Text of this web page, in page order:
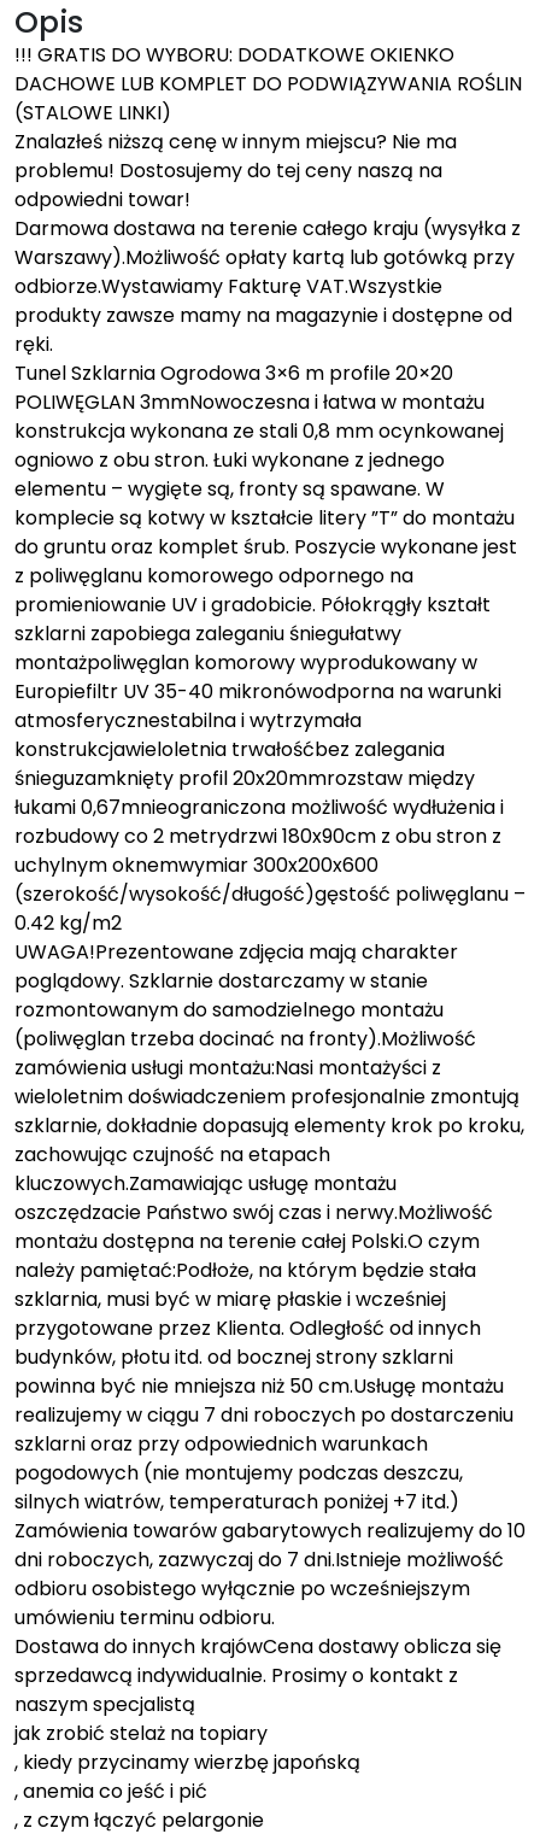
Opis
!!! GRATIS DO WYBORU: DODATKOWE OKIENKO
DACHOWE LUB KOMPLET DO PODWIĄZYWANIA ROŚLIN
(STALOWE LINKI)
Znalazłeś niższą cenę w innym miejscu? Nie ma
problemu! Dostosujemy do tej ceny naszą na
odpowiedni towar!
Darmowa dostawa na terenie całego kraju (wysyłka z
Warszawy).Możliwość opłaty kartą lub gotówką przy
odbiorze.Wystawiamy Fakturę VAT.Wszystkie
produkty zawsze mamy na magazynie i dostępne od
ręki.
Tunel Szklarnia Ogrodowa 3×6 m profile 20×20
POLIWĘGLAN 3mmNowoczesna i łatwa w montażu
konstrukcja wykonana ze stali 0,8 mm ocynkowanej
ogniowo z obu stron. Łuki wykonane z jednego
elementu – wygięte są, fronty są spawane. W
komplecie są kotwy w kształcie litery ”T” do montażu
do gruntu oraz komplet śrub. Poszycie wykonane jest
z poliwęglanu komorowego odpornego na
promieniowanie UV i gradobicie. Półokrągły kształt
szklarni zapobiega zaleganiu śniegułatwy
montażpoliwęglan komorowy wyprodukowany w
Europiefiltr UV 35-40 mikronówodporna na warunki
atmosferycznestabilna i wytrzymała
konstrukcjawieloletnia trwałośćbez zalegania
śnieguzamknięty profil 20x20mmrozstaw między
łukami 0,67mnieograniczona możliwość wydłużenia i
rozbudowy co 2 metrydrzwi 180x90cm z obu stron z
uchylnym oknemwymiar 300x200x600
(szerokość/wysokość/długość)gęstość poliwęglanu –
0.42 kg/m2
UWAGA!Prezentowane zdjęcia mają charakter
poglądowy. Szklarnie dostarczamy w stanie
rozmontowanym do samodzielnego montażu
(poliwęglan trzeba docinać na fronty).Możliwość
zamówienia usługi montażu:Nasi montażyści z
wieloletnim doświadczeniem profesjonalnie zmontują
szklarnie, dokładnie dopasują elementy krok po kroku,
zachowując czujność na etapach
kluczowych.Zamawiając usługę montażu
oszczędzacie Państwo swój czas i nerwy.Możliwość
montażu dostępna na terenie całej Polski.O czym
należy pamiętać:Podłoże, na którym będzie stała
szklarnia, musi być w miarę płaskie i wcześniej
przygotowane przez Klienta. Odległość od innych
budynków, płotu itd. od bocznej strony szklarni
powinna być nie mniejsza niż 50 cm.Usługę montażu
realizujemy w ciągu 7 dni roboczych po dostarczeniu
szklarni oraz przy odpowiednich warunkach
pogodowych (nie montujemy podczas deszczu,
silnych wiatrów, temperaturach poniżej +7 itd.)
Zamówienia towarów gabarytowych realizujemy do 10
dni roboczych, zazwyczaj do 7 dni.Istnieje możliwość
odbioru osobistego wyłącznie po wcześniejszym
umówieniu terminu odbioru.
Dostawa do innych krajówCena dostawy oblicza się
sprzedawcą indywidualnie. Prosimy o kontakt z
naszym specjalistą
jak zrobić stelaż na topiary
, kiedy przycinamy wierzbę japońską
, anemia co jeść i pić
, z czym łączyć pelargonie